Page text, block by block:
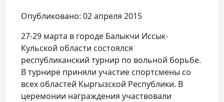
Опубликовано: 02 апреля 2015
27-29 марта в городе Балыкчи Иссык-
Кульской области состоялся
республиканский турнир по вольной борьбе.
В турнире приняли участие спортсмены со
всех областей Кыргызской Республики. В
церемонии награждения участвовали